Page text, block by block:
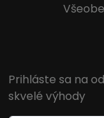
Prihláste sa na
skvelé výhody